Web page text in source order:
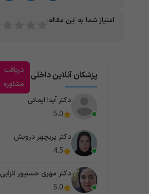
امتیاز شما به این مقاله:
پزشکان آنلاین داخلی
دریافت
مشاوره
دکتر آیدا ایمانی
5.0
دکتر پریچهر درویش
4.5
دکتر مهری حسنپور انزابی
5.0